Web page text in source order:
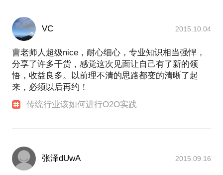
VC 2015.10.04
曹老师人超级nice，耐心细心，专业知识相当强悍，
分享了许多干货，感觉这次见面让自己有了新的领
悟，收益良多。以前理不清的思路都变的清晰了起
来，必须以后再约！
传统行业该如何进行O2O实践
张泽dUwA 2015.09.16